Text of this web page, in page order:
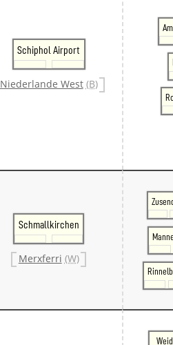
Schiphol Airport
Niederlande West (B)
Schmallkirchen
Merxferri (W)